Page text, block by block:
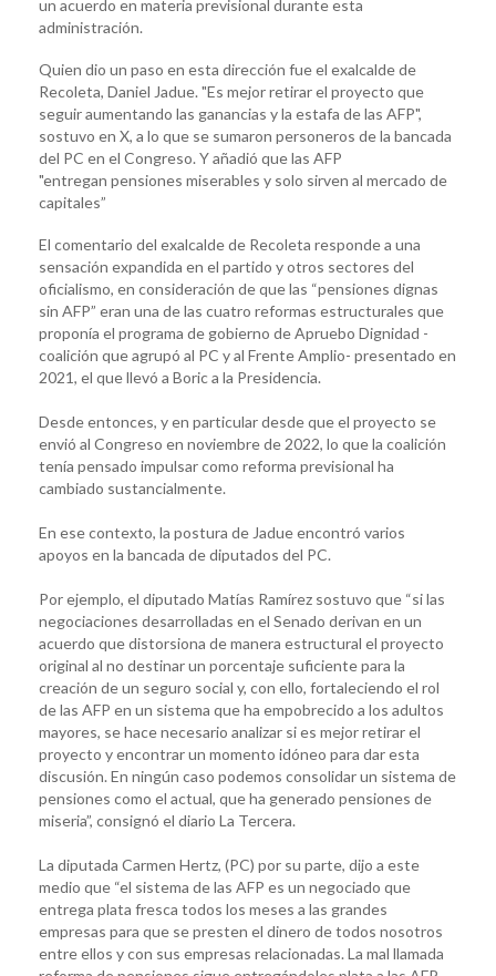
un acuerdo en materia previsional durante esta
administración.
Quien dio un paso en esta dirección fue el exalcalde de
Recoleta, Daniel Jadue. "Es mejor retirar el proyecto que
seguir aumentando las ganancias y la estafa de las AFP",
sostuvo en X, a lo que se sumaron personeros de la bancada
del PC en el Congreso. Y añadió que las AFP
"entregan pensiones miserables y solo sirven al mercado de
capitales”
El comentario del exalcalde de Recoleta responde a una
sensación expandida en el partido y otros sectores del
oficialismo, en consideración de que las “pensiones dignas
sin AFP” eran una de las cuatro reformas estructurales que
proponía el programa de gobierno de Apruebo Dignidad -
coalición que agrupó al PC y al Frente Amplio- presentado en
2021, el que llevó a Boric a la Presidencia.
Desde entonces, y en particular desde que el proyecto se
envió al Congreso en noviembre de 2022, lo que la coalición
tenía pensado impulsar como reforma previsional ha
cambiado sustancialmente.
En ese contexto, la postura de Jadue encontró varios
apoyos en la bancada de diputados del PC.
Por ejemplo, el diputado Matías Ramírez sostuvo que “si las
negociaciones desarrolladas en el Senado derivan en un
acuerdo que distorsiona de manera estructural el proyecto
original al no destinar un porcentaje suficiente para la
creación de un seguro social y, con ello, fortaleciendo el rol
de las AFP en un sistema que ha empobrecido a los adultos
mayores, se hace necesario analizar si es mejor retirar el
proyecto y encontrar un momento idóneo para dar esta
discusión. En ningún caso podemos consolidar un sistema de
pensiones como el actual, que ha generado pensiones de
miseria”, consignó el diario La Tercera.
La diputada Carmen Hertz, (PC) por su parte, dijo a este
medio que “el sistema de las AFP es un negociado que
entrega plata fresca todos los meses a las grandes
empresas para que se presten el dinero de todos nosotros
entre ellos y con sus empresas relacionadas. La mal llamada